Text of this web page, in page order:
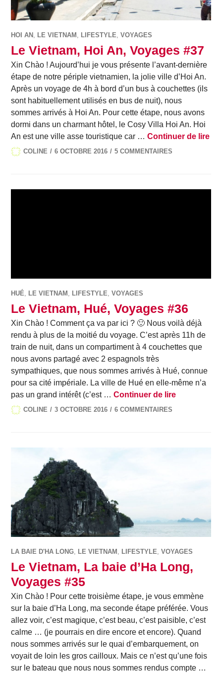
HOI AN , LE VIETNAM , LIFESTYLE,VOYAGES
Le Vietnam, Hoi An, Voyages #37
Xin Chào ! Aujourd’hui je vous présente l’avant-dernière
étape de notre périple vietnamien, la jolie ville d’Hoi An.
Après un voyage de 4h à bord d’un bus à couchettes (ils
sont habituellement utilisés en bus de nuit), nous
sommes arrivés à Hoi An. Pour cette étape, nous avons
dormi dans un charmant hôtel, le Cosy Villa Hoi An. Hoi
An est une ville asse touristique car …Continuer de lireLe
COLINE 6 OCTOBRE 2016 5 COMMENTAIRES
HUÉ, LE VIETNAM , LIFESTYLE,VOYAGES
Le Vietnam, Hué, Voyages #36
Xin Chào ! Comment ça va par ici ? 🙂 Nous voilà déjà
rendu à plus de la moitié du voyage. C’est après 11h de
train de nuit, dans un compartiment à 4 couchettes que
nous avons partagé avec 2 espagnols très
sympathiques, que nous sommes arrivés à Hué, connue
pour sa cité impériale. La ville de Hué en elle-même n’a
pas un grand intérêt (c’est …Continuer de lireLe Vietnam,
COLINE 3 OCTOBRE 2016 6 COMMENTAIRES
LA BAIE D'HA LONG, LE VIETNAM , LIFESTYLE,VOYAGES
Le Vietnam, La baie d’Ha Long,
Voyages #35
Xin Chào ! Pour cette troisième étape, je vous emmène
sur la baie d’Ha Long, ma seconde étape préférée. Vous
allez voir, c’est magique, c’est beau, c’est paisible, c’est
calme … (je pourrais en dire encore et encore). Quand
nous sommes arrivés sur le quai d’embarquement, on
voyait de loin les gros cailloux. Mais ce n’est qu’une fois
sur le bateau que nous nous sommes rendus compte …